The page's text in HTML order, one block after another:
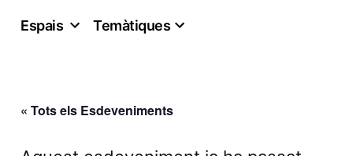
Espais Temàtiques
« Tots els Esdeveniments